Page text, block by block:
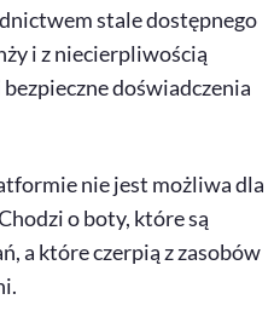
stale dostępnego
i z niecierpliwością
doświadczenia
nie jest możliwa dla
o boty, które są
a które czerpią z zasobów